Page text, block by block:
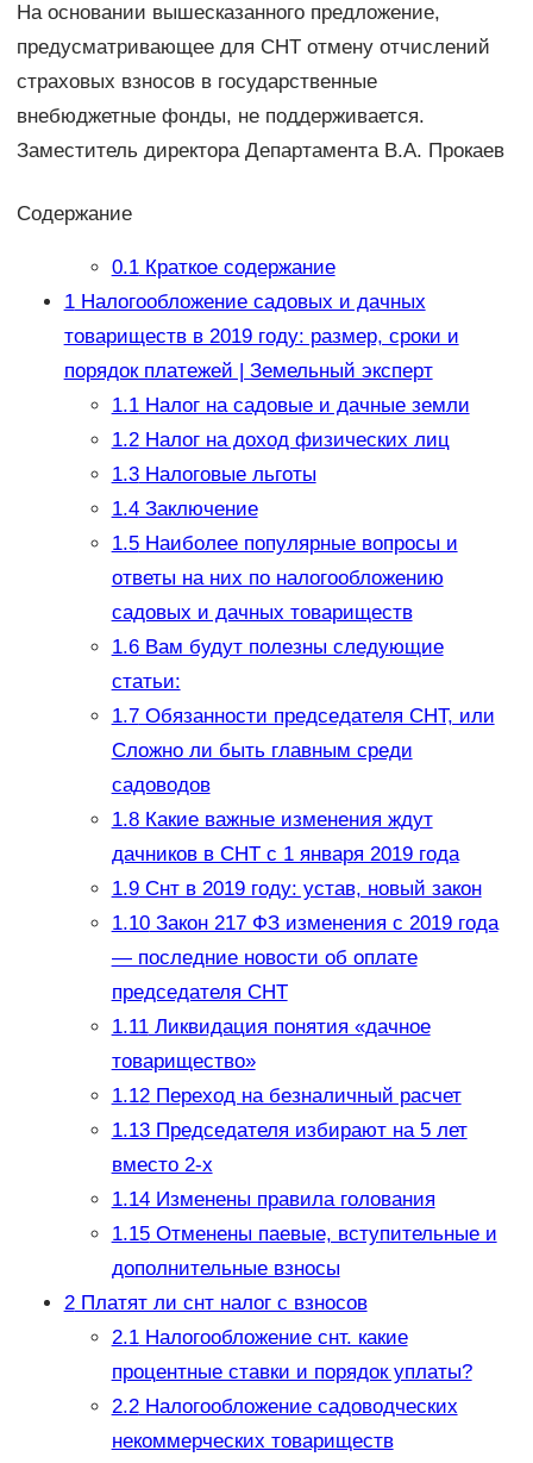
На основании вышесказанного предложение,
предусматривающее для СНТ отмену отчислений
страховых взносов в государственные
внебюджетные фонды, не поддерживается.
Заместитель директора Департамента В.А. Прокаев
Содержание
0.1Краткое содержание
1Налогообложение садовых и дачных
товариществ в 2019 году: размер, сроки и
порядок платежей | Земельный эксперт
1.1Налог на садовые и дачные земли
1.2Налог на доход физических лиц
1.3Налоговые льготы
1.4Заключение
1.5Наиболее популярные вопросы и
ответы на них по налогообложению
садовых и дачных товариществ
1.6Вам будут полезны следующие
статьи:
1.7Обязанности председателя СНТ, или
Сложно ли быть главным среди
садоводов
1.8Какие важные изменения ждут
дачников в СНТ с 1 января 2019 года
1.9Снт в 2019 году: устав, новый закон
1.10Закон 217 ФЗ изменения с 2019 года
— последние новости об оплате
председателя СНТ
1.11Ликвидация понятия «дачное
товарищество»
1.12Переход на безналичный расчет
1.13Председателя избирают на 5 лет
вместо 2-х
1.14Изменены правила голования
1.15Отменены паевые, вступительные и
дополнительные взносы
2Платят ли снт налог с взносов
2.1Налогообложение снт. какие
процентные ставки и порядок уплаты?
2.2Налогообложение садоводческих
некоммерческих товариществ